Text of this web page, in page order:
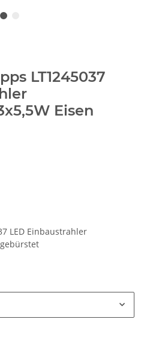
LT1245037
Eisen
LED Einbaustrahler